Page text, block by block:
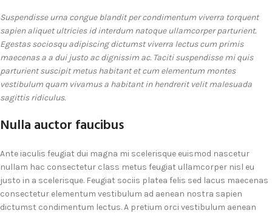
Suspendisse urna congue blandit per condimentum viverra torquent
sapien aliquet ultricies id interdum natoque ullamcorper parturient.
Egestas sociosqu adipiscing dictumst viverra lectus cum primis
maecenas a a dui justo ac dignissim ac. Taciti suspendisse mi quis
parturient suscipit metus habitant et cum elementum montes
vestibulum quam vivamus a habitant in hendrerit velit malesuada
sagittis ridiculus.
Nulla auctor faucibus
Ante iaculis feugiat dui magna mi scelerisque euismod nascetur
nullam hac consectetur class metus feugiat ullamcorper nisl eu
justo in a scelerisque. Feugiat sociis platea felis sed lacus maecenas
consectetur elementum vestibulum ad aenean nostra sapien
dictumst condimentum lectus. A pretium orci vestibulum aenean